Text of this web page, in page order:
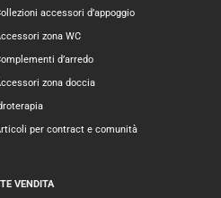
accessori d’appoggio
zona WC
d’arredo
zona doccia
per contract e comunità
VENDITA